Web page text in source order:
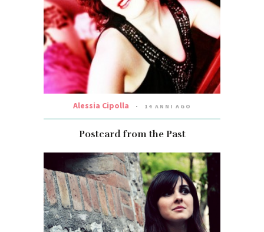
Alessia Cipolla 14 ANNI AGO
Postcard from the Past